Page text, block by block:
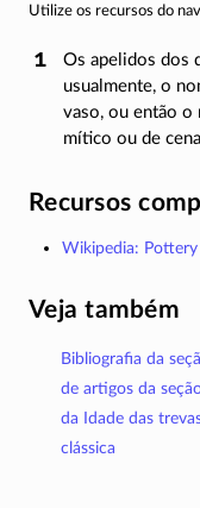
Utilize os recursos do
Os apelidos dos
usualmente, o
vaso, ou então o
mítico ou de
Recursos
Wikipedia:
Veja também
Bibliografia da
de artigos da
da Idade das
clássica